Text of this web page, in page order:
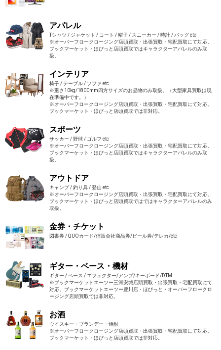
アパレル
Tシャツ / ジャケット / コート / 帽子 / スニーカー / 時計 / バッグ etc
※オーバーフロークロージング店頭買取・出張買取・宅配買取にて対応。
ブックマーケット・ほびっと店頭買取ではキャラクターアパレルのみ取
扱。
インテリア
椅子 / テーブル / ソファ etc
※重さ10kg/1800mm四方サイズのお品物のみ取扱。（大型家具買取は現
在準備中です。）
※オーバーフロークロージング店頭買取・出張買取・宅配買取にて対応。
ブックマーケット・ほびっと店頭買取では非対応。
スポーツ
サッカー / 野球 / ゴルフ etc
※オーバーフロークロージング店頭買取・出張買取・宅配買取にて対応。
ブックマーケット・ほびっと店頭買取ではキャラクターアパレルのみ取
扱。
アウトドア
キャンプ / 釣り具 / 登山 etc
※オーバーフロークロージング店頭買取・出張買取・宅配買取にて対応。
ブックマーケット・ほびっと店頭買取ではではキャラクターアパレルのみ
取扱。
金券・チケット
図書券 / QUOカード/信販会社商品券/ビール券/テレカ/etc
ギター・ベース・機材
ギター / ベース / エフェクター/アンプ/キーボード/DTM
※ブックマーケットエーツー三河安城店頭買取・出張買取・宅配買取にて
対応。ブックマーケットエーツー豊川店・ほびっと・オーバーフロークロ
ージング店頭買取では非対応。
お酒
ウイスキー・ブランデー・焼酎
※オーバーフロークロージング店頭買取・出張買取・宅配買取にて対応。
ブックマーケット・ほびっと店頭買取では非対応。